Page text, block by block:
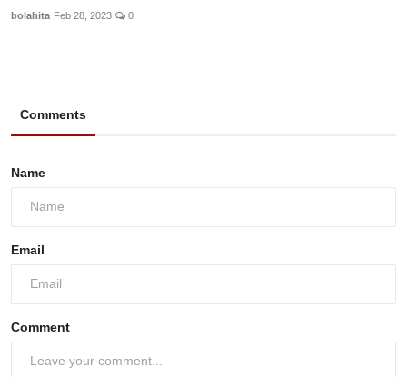
bolahita Feb 28, 2023 0
Comments
Name
Email
Comment